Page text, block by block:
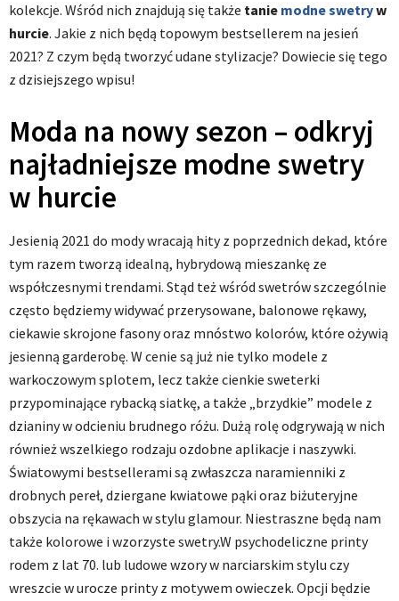
kolekcje. Wśród nich znajdują się także tanie modne swetryw
hurcie. Jakie z nich będą topowym bestsellerem na jesień
2021? Z czym będą tworzyć udane stylizacje? Dowiecie się tego
z dzisiejszego wpisu!
Moda na nowy sezon – odkryj
najładniejsze modne swetry
w hurcie
Jesienią 2021 do mody wracają hity z poprzednich dekad, które
tym razem tworzą idealną, hybrydową mieszankę ze
współczesnymi trendami. Stąd też wśród swetrów szczególnie
często będziemy widywać przerysowane, balonowe rękawy,
ciekawie skrojone fasony oraz mnóstwo kolorów, które ożywią
jesienną garderobę. W cenie są już nie tylko modele z
warkoczowym splotem, lecz także cienkie sweterki
przypominające rybacką siatkę, a także „brzydkie” modele z
dzianiny w odcieniu brudnego różu. Dużą rolę odgrywają w nich
również wszelkiego rodzaju ozdobne aplikacje i naszywki.
Światowymi bestsellerami są zwłaszcza naramienniki z
drobnych pereł, dziergane kwiatowe pąki oraz biżuteryjne
obszycia na rękawach w stylu glamour. Niestraszne będą nam
także kolorowe i wzorzyste swetry.W psychodeliczne printy
rodem z lat 70. lub ludowe wzory w narciarskim stylu czy
wreszcie w urocze printy z motywem owieczek. Opcji będzie